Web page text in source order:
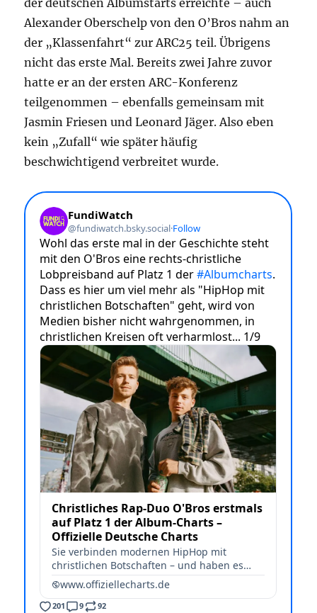
der deutschen Albumstarts erreichte – auch
Alexander Oberschelp von den O’Bros nahm an
der „Klassenfahrt“ zur ARC25 teil. Übrigens
nicht das erste Mal. Bereits zwei Jahre zuvor
hatte er an der ersten ARC-Konferenz
teilgenommen – ebenfalls gemeinsam mit
Jasmin Friesen und Leonard Jäger. Also eben
kein „Zufall“ wie später häufig
beschwichtigend verbreitet wurde.